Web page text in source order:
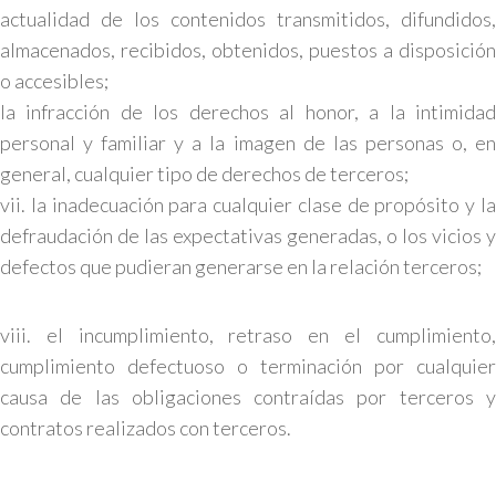
actualidad de los contenidos transmitidos, difundidos,
almacenados, recibidos, obtenidos, puestos a disposición
o accesibles;
la infracción de los derechos al honor, a la intimidad
personal y familiar y a la imagen de las personas o, en
general, cualquier tipo de derechos de terceros;
vii. la inadecuación para cualquier clase de propósito y la
defraudación de las expectativas generadas, o los vicios y
defectos que pudieran generarse en la relación terceros;
viii. el incumplimiento, retraso en el cumplimiento,
cumplimiento defectuoso o terminación por cualquier
causa de las obligaciones contraídas por terceros y
contratos realizados con terceros.